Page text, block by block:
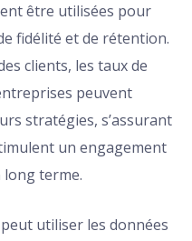
être utilisées pour
fidélité et de rétention.
clients, les taux de
peuvent
stratégies, s’assurant
un engagement
terme.
utiliser les données